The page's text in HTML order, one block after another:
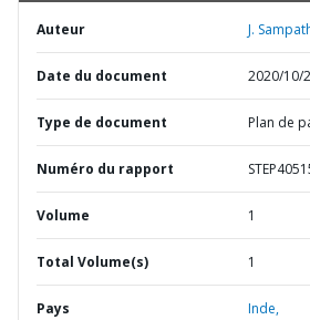
Auteur J.
Date du document 2020/10/
Type de document Plan de
Numéro du rapport
Volume 1
Total Volume(s) 1
Pays Inde,